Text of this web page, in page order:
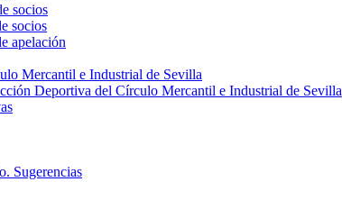
socios
socios
apelación
Mercantil e Industrial de Sevilla
Deportiva del Círculo Mercantil e Industrial de Sevilla
Sugerencias